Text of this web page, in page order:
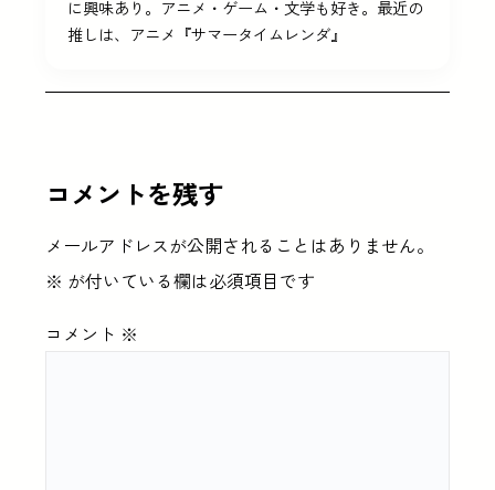
に興味あり。アニメ・ゲーム・文学も好き。最近の
推しは、アニメ『サマータイムレンダ』
コメントを残す
メールアドレスが公開されることはありません。
※ が付いている欄は必須項目です
コメント ※